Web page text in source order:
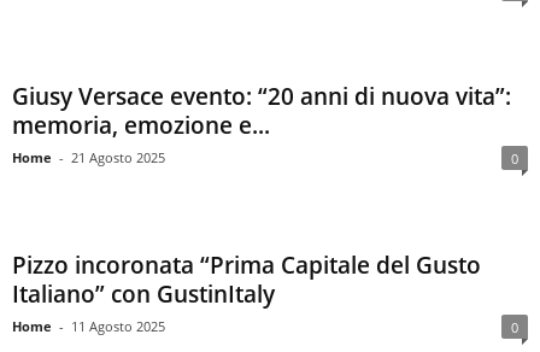
Giusy Versace evento: “20 anni di nuova vita”:
memoria, emozione e...
Home - 21 Agosto 2025 0
Pizzo incoronata “Prima Capitale del Gusto
Italiano” con GustinItaly
Home - 11 Agosto 2025 0